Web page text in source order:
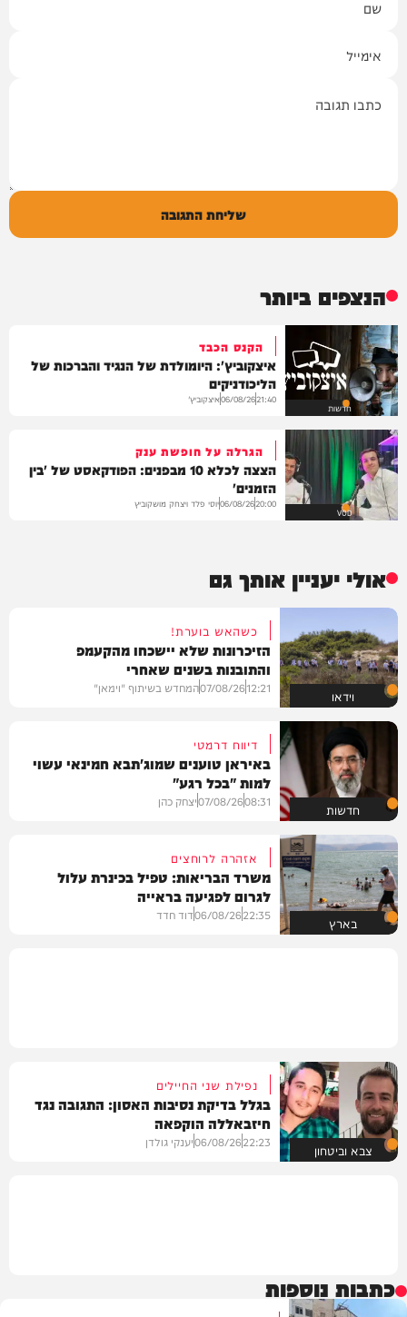
שליחת התגובה
הנצפים ביותר
חדשות
הקנס הכבד
איצקוביץ': היומולדת של הנגיד והברכות של
הליכודניקים
21:40
06/08/26איצקוביץ'
VOD
הגרלה על חופשת ענק
הצצה לכלא 10 מבפנים: הפודקאסט של 'בין
הזמנים'
20:00
06/08/26יוסי פלד ויצחק מושקוביץ
אולי יעניין אותך גם
וידאו
כשהאש בוערת!
הזיכרונות שלא יישכחו מהקעמפ
והתובנות בשנים שאחרי
12:21
07/08/26המחדש בשיתוף "וימאן"
חדשות
דיווח דרמטי
באיראן טוענים שמוג'תבא חמינאי עשוי
למות "בכל רגע"
08:31
07/08/26יצחק כהן
בארץ
אזהרה לרוחצים
משרד הבריאות: טפיל בכינרת עלול
לגרום לפגיעה בראייה
22:35
06/08/26דוד חדד
צבא וביטחון
נפילת שני החיילים
בגלל בדיקת נסיבות האסון: התגובה נגד
חיזבאללה הוקפאה
22:23
06/08/26יענקי גולדן
כתבות נוספות